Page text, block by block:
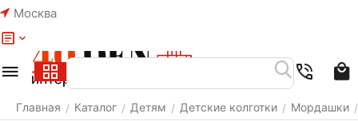
Москва
Главная / Каталог / Детям / Детские колготки / Мордашки /
Меню